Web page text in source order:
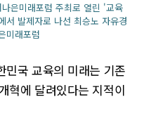
은미래포럼 주최로 열린 '교육
서 발제자로 나선 최승노 자유경
미래포럼
민국 교육의 미래는 기존
혁에 달려있다는 지적이